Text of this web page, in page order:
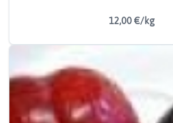
12,00 €/kg